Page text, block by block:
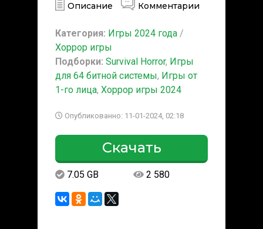
Описание Комментарии
Категория: Игры 2024 года /
Хоррор игры
Подборки: Survival Horror, Игры
для 64 битной системы, Игры от
1-го лица, Хоррор игры 2024
Опубликованно: 11-01-2024, 02:18
Скачать
7.05 GB 2 580